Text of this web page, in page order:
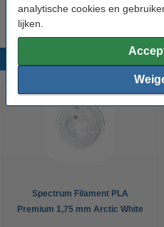
analytische cookies en
lijken.
Populaire
Spectrum Filament PLA
Premium 1,75 mm Arctic White